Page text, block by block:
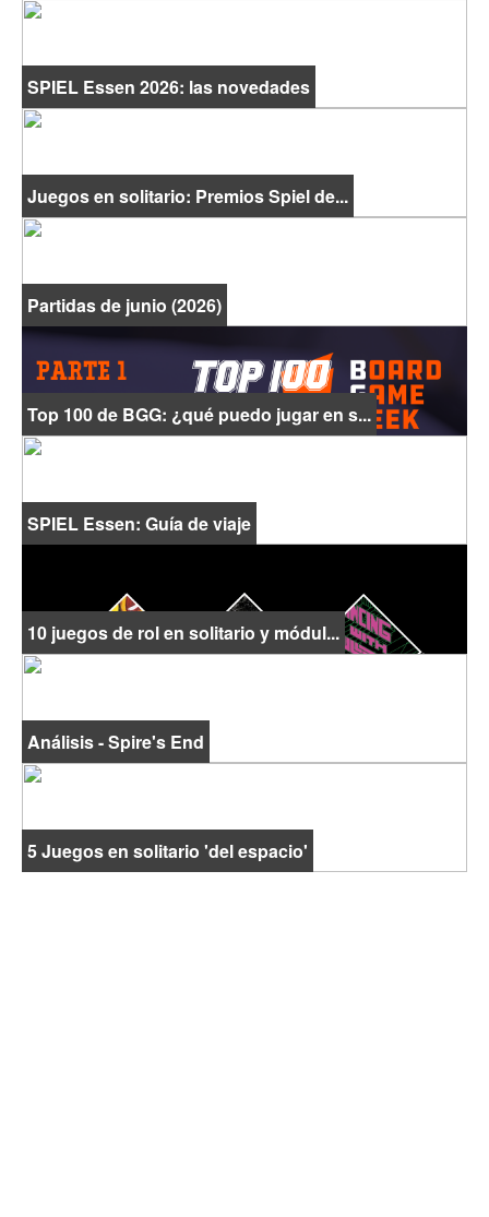
SPIEL Essen 2026: las novedades
Juegos en solitario: Premios Spiel de...
Partidas de junio (2026)
Top 100 de BGG: ¿qué puedo jugar en s...
SPIEL Essen: Guía de viaje
10 juegos de rol en solitario y módul...
Análisis - Spire's End
5 Juegos en solitario 'del espacio'